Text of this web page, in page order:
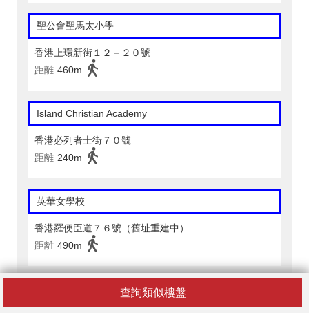
查詢類似樓盤
聖公會聖馬太小學
香港上環新街１２－２０號
距離 460m
Island Christian Academy
香港必列者士街７０號
距離 240m
英華女學校
香港羅便臣道７６號（舊址重建中）
距離 490m
International Scholars Tuition School